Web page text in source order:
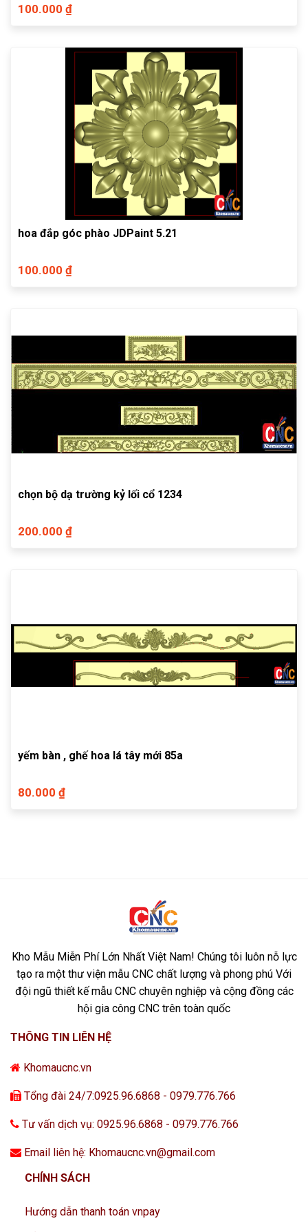
100.000 ₫
hoa đắp góc phào JDPaint 5.21
100.000 ₫
chọn bộ dạ trường kỷ lối cổ 1234
200.000 ₫
yếm bàn , ghế hoa lá tây mới 85a
80.000 ₫
Kho Mẫu Miễn Phí Lớn Nhất Việt Nam! Chúng tôi luôn nỗ lực
tạo ra một thư viện mẫu CNC chất lượng và phong phú Với
đội ngũ thiết kế mẫu CNC chuyên nghiệp và cộng đồng các
hội gia công CNC trên toàn quốc
THÔNG TIN LIÊN HỆ
Khomaucnc.vn
Tổng đài 24/7:0925.96.6868 - 0979.776.766
Tư vấn dịch vụ: 0925.96.6868 - 0979.776.766
Email liên hệ: Khomaucnc.vn@gmail.com
CHÍNH SÁCH
Hướng dẫn thanh toán vnpay